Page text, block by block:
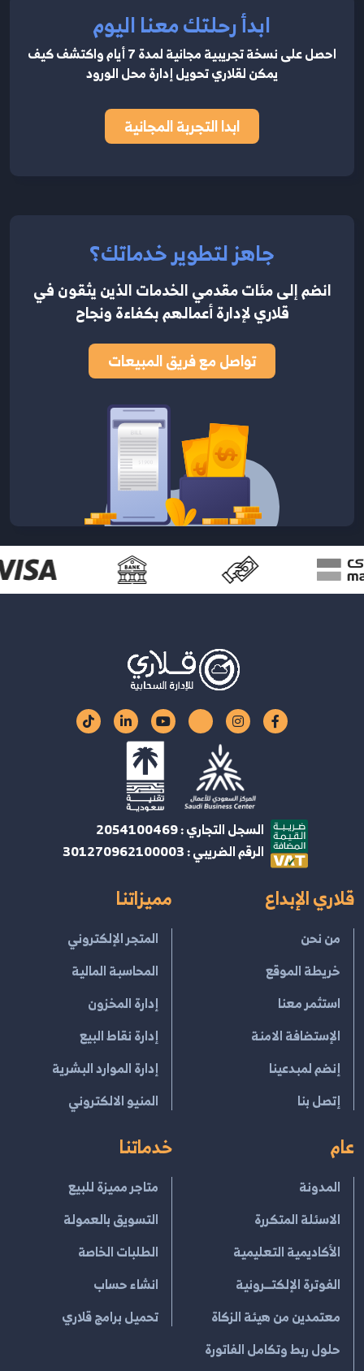
ابدأ رحلتك معنا اليوم
احصل على نسخة تجريبية مجانية لمدة 7 أيام واكتشف كيف
يمكن لقلاري تحويل إدارة محل الورود
ابدا التجربة المجانية
جاهز لتطوير خدماتك؟
انضم إلى مئات مقدمي الخدمات الذين يثقون في
قلاري لإدارة أعمالهم بكفاءة ونجاح
تواصل مع فريق المبيعات
السجل التجاري : 2054100469
الرقم الضريبي : 301270962100003
قلاري الإبداع
من نحن
خريطة الموقع
استثمر معنا
الإستضافة الامنة
إنضم لمبدعينا
إتصل بنا
مميزاتنا
المتجر الإلكتروني
المحاسبة المالية
إدارة المخزون
إدارة نقاط البيع
إدارة الموارد البشرية
المنيو الالكتروني
عام
المدونة
الاسئلة المتكررة
الأكاديمية التعليمية
الفوترة الإلكتــرونية
معتمدين من هيئة الزكاة
حلول ربط وتكامل الفاتورة
خدماتنا
متاجر مميزة للبيع
التسويق بالعمولة
الطلبات الخاصة
انشاء حساب
تحميل برامج قلاري